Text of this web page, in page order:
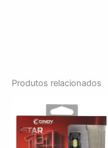
Produtos relacionados